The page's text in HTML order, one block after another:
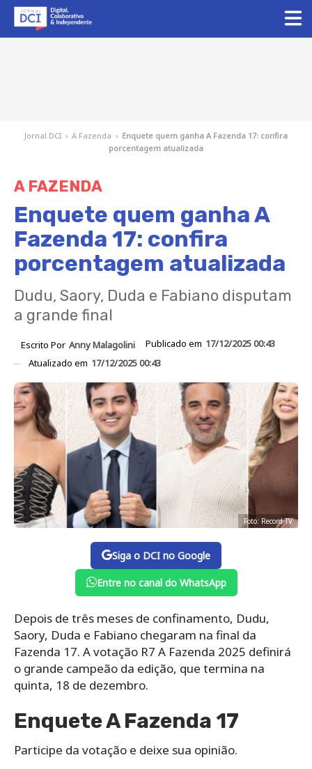
Jornal DCI › A Fazenda › Enquete quem ganha A Fazenda 17: confira
porcentagem atualizada
A FAZENDA
Enquete quem ganha A
Fazenda 17: confira
porcentagem atualizada
Dudu, Saory, Duda e Fabiano disputam
a grande final
Escrito Por Anny Malagolini Publicado em 17/12/2025 00:43
Atualizado em 17/12/2025 00:43
Foto: Record TV
Siga o DCI no Google
Entre no canal do WhatsApp
Depois de três meses de confinamento, Dudu,
Saory, Duda e Fabiano chegaram na final da
Fazenda 17. A votação R7 A Fazenda 2025 definirá
o grande campeão da edição, que termina na
quinta, 18 de dezembro.
Enquete A Fazenda 17
Participe da votação e deixe sua opinião.